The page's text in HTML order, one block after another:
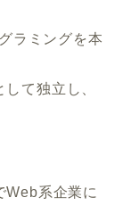
ラミングを本
て独立し、
Web系企業に